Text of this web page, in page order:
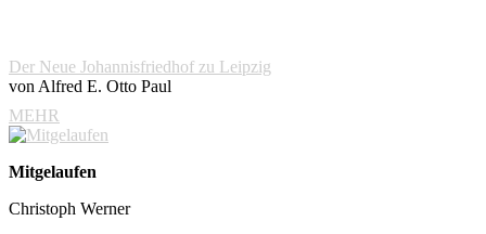
Der Neue Johannisfriedhof zu Leipzig
von Alfred E. Otto Paul
MEHR
Mitgelaufen
Christoph Werner